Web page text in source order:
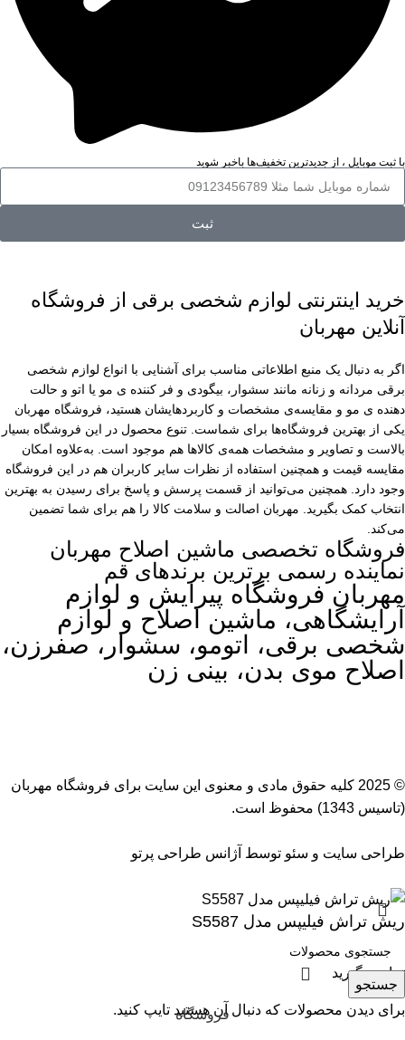
با ثبت موبایل ، از جدید‌ترین تخفیف‌ها با‌خبر شوید
ثبت
خرید اینترنتی لوازم شخصی برقی از فروشگاه
آنلاین مهربان
اگر به دنبال یک منبع اطلاعاتی مناسب برای آشنایی با انواع لوازم شخصی
برقی مردانه و زنانه مانند سشوار، بیگودی و فر کننده ی مو یا اتو و حالت
دهنده ی مو و مقایسه‌ی مشخصات و کاربردهایشان هستید، فروشگاه مهربان
یکی از بهترین فروشگاه‌ها برای شماست. تنوع محصول در این فروشگاه بسیار
بالاست و تصاویر و مشخصات همه‌ی کالاها هم موجود است. به‌علاوه امکان
مقایسه قیمت و همچنین استفاده از نظرات سایر کاربران هم در این فروشگاه
وجود دارد. همچنین می‌توانید از قسمت پرسش و پاسخ برای رسیدن به بهترین
انتخاب کمک بگیرید. مهربان اصالت و سلامت کالا را هم برای شما تضمین
می‌کند.
فروشگاه تخصصی ماشین اصلاح مهربان
نماینده رسمی برترین برندهای قم
مهربان فروشگاه پیرایش و لوازم
آرایشگاهی، ماشین اصلاح و لوازم
شخصی برقی، اتومو، سشوار، صفرزن،
اصلاح موی بدن، بینی زن
© 2025 کلیه حقوق مادی و معنوی این سایت برای
فروشگاه مهربان
(تاسیس 1343) محفوظ است.
طراحی سایت و سئو توسط آژانس طراحی پرتو
جستجو
برای دیدن محصولات که دنبال آن هستید تایپ کنید.
ریش تراش فیلیپس مدل S5587
تماس بگیرید
فروشگاه